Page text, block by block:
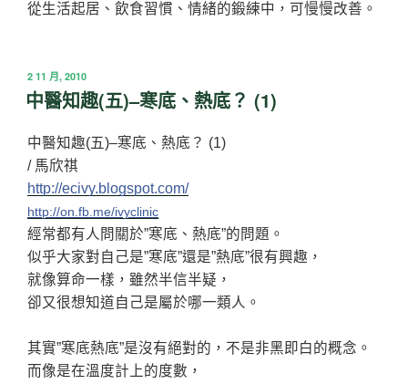
從生活起居、飲食習慣、情緒的鍛練中，可慢慢改善。
發
佈
於
2 11 月, 2010
中醫知趣(五)–寒底、熱底？ (1)
中醫知趣(五)–寒底、熱底？ (1)
/ 馬欣祺
http://ecivy.blogspot.com/
http://on.fb.me/ivyclinic
經常都有人問關於”寒底、熱底”的問題。
似乎大家對自己是”寒底”還是”熱底”很有興趣，
就像算命一樣，雖然半信半疑，
卻又很想知道自己是屬於哪一類人。
其實”寒底熱底”是沒有絕對的，不是非黑即白的概念。
而像是在溫度計上的度數，